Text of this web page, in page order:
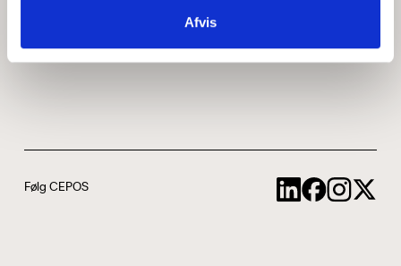
Afvis
Følg CEPOS